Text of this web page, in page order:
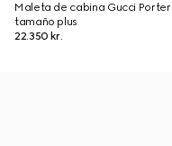
Maleta de cabina Gucci Porter
tamaño plus
22.350 kr.